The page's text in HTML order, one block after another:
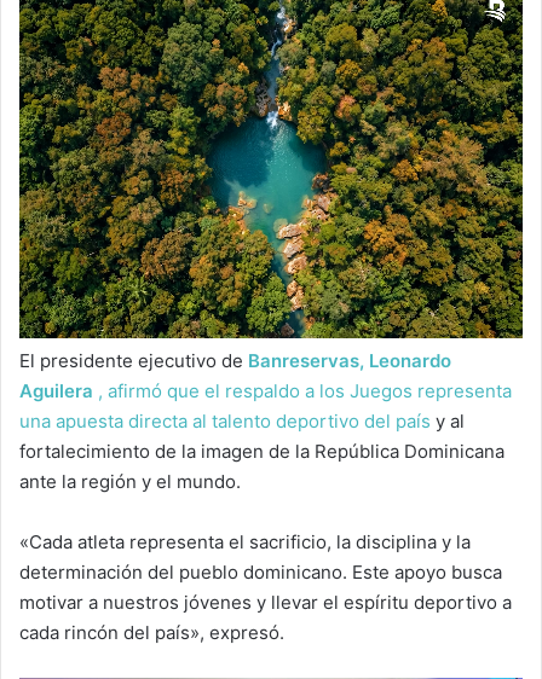
El presidente ejecutivo de Banreservas, Leonardo
Aguilera , afirmó que el respaldo a los Juegos representa
una apuesta directa al talento deportivo del país y al
fortalecimiento de la imagen de la República Dominicana
ante la región y el mundo.
«Cada atleta representa el sacrificio, la disciplina y la
determinación del pueblo dominicano. Este apoyo busca
motivar a nuestros jóvenes y llevar el espíritu deportivo a
cada rincón del país», expresó.